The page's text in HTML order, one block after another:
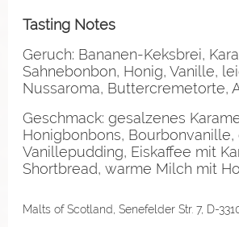
Tasting Notes
Geruch: Bananen-Keksbrei,
Sahnebonbon, Honig, Vanille,
Nussaroma, Buttercremetorte,
Geschmack: gesalzenes
Honigbonbons,
Vanillepudding, Eiskaffee mit
Shortbread, warme Milch mit
Malts of Scotland, Senefelder Str. 7, D-